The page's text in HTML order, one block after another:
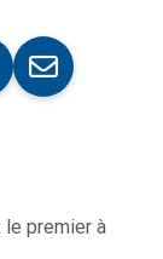
le premier à